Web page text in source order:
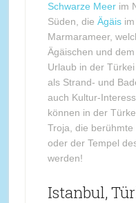
Schwarze Meer im
Süden, die Ägäisim
Marmarameer,
Ägäischen und
Urlaub in der
als Strand- und
auch Kultur-
können in der
Troja, die
oder der Tempel
werden!
Istanbul,